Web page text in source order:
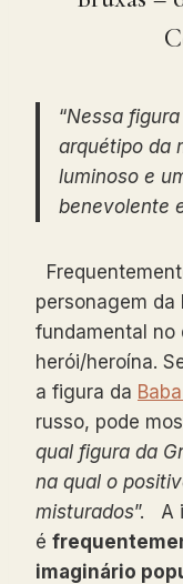
“Nessa
arquétipo da
luminoso e
benevolente
personagem da
fundamental no
herói/heroína.
a figura da
russo, pode
qual figura da
na qual o
misturados”. A
é
imaginário